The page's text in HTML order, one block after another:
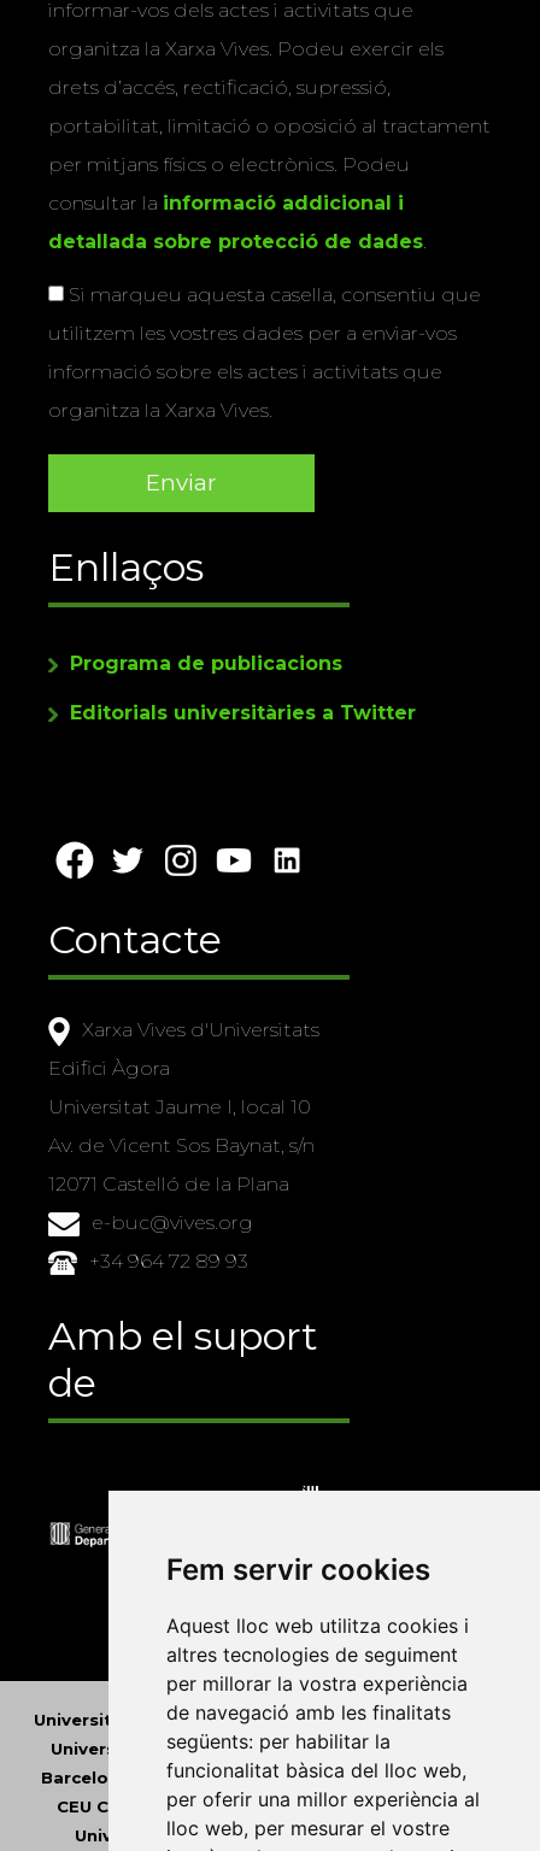
Fem servir cookies
Aquest lloc web utilitza cookies i
altres tecnologies de seguiment
per millorar la vostra experiència
de navegació amb les finalitats
següents: per habilitar la
funcionalitat bàsica del lloc web,
per oferir una millor experiència al
lloc web, per mesurar el vostre
informar-vos dels actes i activitats que
organitza la Xarxa Vives. Podeu exercir els
drets d’accés, rectificació, supressió,
portabilitat, limitació o oposició al tractament
per mitjans físics o electrònics. Podeu
consultar la informació addicional i
detallada sobre protecció de dades.
Si marqueu aquesta casella, consentiu que
utilitzem les vostres dades per a enviar-vos
informació sobre els actes i activitats que
organitza la Xarxa Vives.
Enllaços
Programa de publicacions
Editorials universitàries a Twitter
Contacte
Xarxa Vives d'Universitats
Edifici Àgora
Universitat Jaume I, local 10
Av. de Vicent Sos Baynat, s/n
12071 Castelló de la Plana
e-buc@vives.org
+34 964 72 89 93
Amb el suport
de
Universitat Abat Oliba CEU•Universitat d'Alacant
Universitat d'Andorra•Universitat Autònoma de
Barcelona
Universitat de Barcelona•Universitat
CEU Cardenal Herrera•Universitat de Girona •
Universitat de les Illes Balears• Universitat